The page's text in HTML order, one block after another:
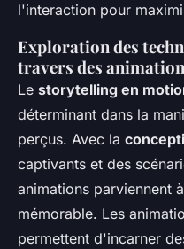
l'interaction pour
Exploration des
travers des
Le storytelling en
déterminant dans la
perçus. Avec la
captivants et des
animations parviennent
mémorable. Les
permettent d'incarner